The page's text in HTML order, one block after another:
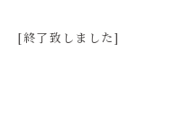
[終了致しました]